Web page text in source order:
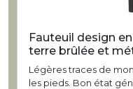
Fauteuil design
terre brûlée et
Légères traces de
les pieds. Bon état